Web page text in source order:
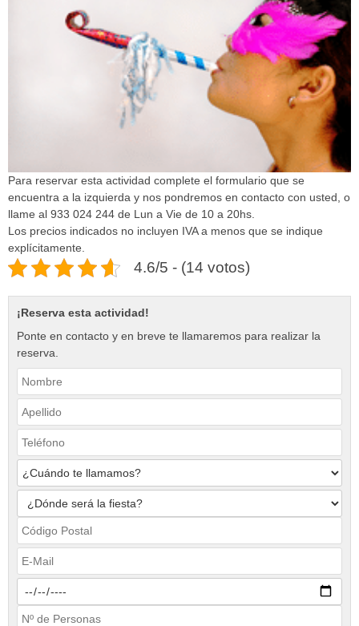
¡Reserva esta actividad!
Ponte en contacto y en breve te llamaremos para realizar la
reserva.
Para reservar esta actividad complete el formulario que se
encuentra a la izquierda y nos pondremos en contacto con usted, o
llame al 933 024 244 de Lun a Vie de 10 a 20hs.
Los precios indicados no incluyen IVA a menos que se indique
explícitamente.
4.6/5 - (14 votos)